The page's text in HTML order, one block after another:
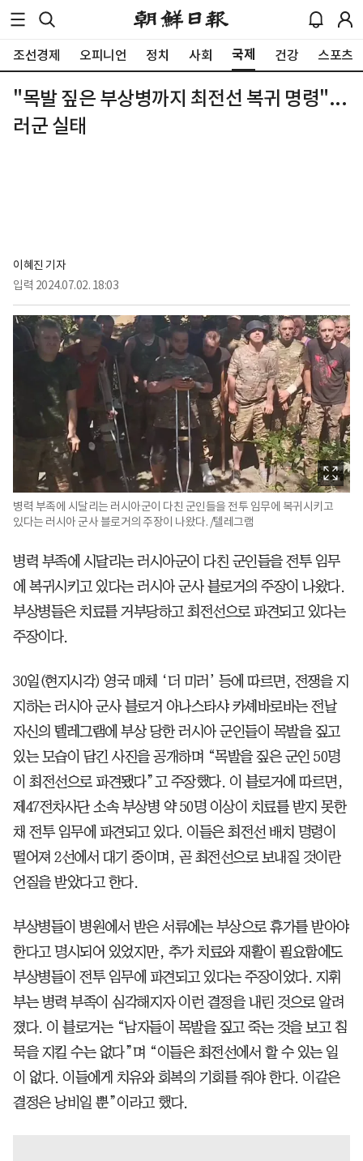
조선경제 오피니언 정치 사회 국제 건강 스포츠
"목발 짚은 부상병까지 최전선 복귀 명령"...
러군 실태
이혜진 기자
입력 2024.07.02. 18:03
병력 부족에 시달리는 러시아군이 다친 군인들을 전투 임무에 복귀시키고
있다는 러시아 군사 블로거의 주장이 나왔다. /텔레그램
병력 부족에 시달리는 러시아군이 다친 군인들을 전투 임무
에 복귀시키고 있다는 러시아 군사 블로거의 주장이 나왔다.
부상병들은 치료를 거부당하고 최전선으로 파견되고 있다는
주장이다.
30일(현지시각) 영국 매체 ‘더 미러’ 등에 따르면, 전쟁을 지
지하는 러시아 군사 블로거 아나스타샤 카셰바로바는 전날
자신의 텔레그램에 부상 당한 러시아 군인들이 목발을 짚고
있는 모습이 담긴 사진을 공개하며 “목발을 짚은 군인 50명
이 최전선으로 파견됐다”고 주장했다. 이 블로거에 따르면,
제47전차사단 소속 부상병 약 50명 이상이 치료를 받지 못한
채 전투 임무에 파견되고 있다. 이들은 최전선 배치 명령이
떨어져 2선에서 대기 중이며, 곧 최전선으로 보내질 것이란
언질을 받았다고 한다.
부상병들이 병원에서 받은 서류에는 부상으로 휴가를 받아야
한다고 명시되어 있었지만, 추가 치료와 재활이 필요함에도
부상병들이 전투 임무에 파견되고 있다는 주장이었다. 지휘
부는 병력 부족이 심각해지자 이런 결정을 내린 것으로 알려
졌다. 이 블로거는 “남자들이 목발을 짚고 죽는 것을 보고 침
묵을 지킬 수는 없다”며 “이들은 최전선에서 할 수 있는 일
이 없다. 이들에게 치유와 회복의 기회를 줘야 한다. 이같은
결정은 낭비일 뿐”이라고 했다.